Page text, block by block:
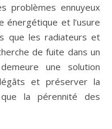
problèmes ennuyeux
énergétique et l’usure
que les radiateurs et
de fuite dans un
une solution
et préserver la
la pérennité des